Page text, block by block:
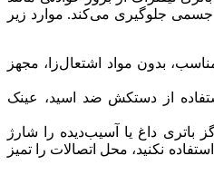
جلوگیری می‌کند. موارد زیر
بدون مواد اشتعال‌زا، مجهز
از دستکش ضد اسید، عینک
باتری داغ یا آسیب‌دیده را شارژ
نکنید، محل اتصالات را تمیز